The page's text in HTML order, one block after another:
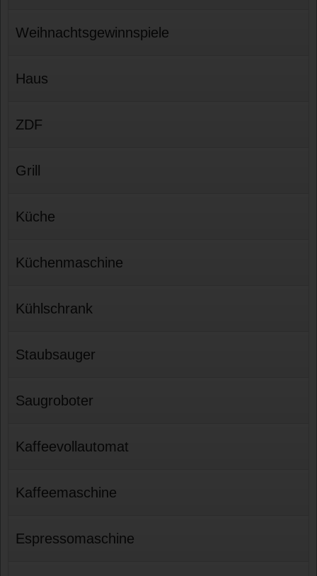
Weihnachtsgewinnspiele
Haus
ZDF
Grill
Küche
Küchenmaschine
Kühlschrank
Staubsauger
Saugroboter
Kaffeevollautomat
Kaffeemaschine
Espressomaschine